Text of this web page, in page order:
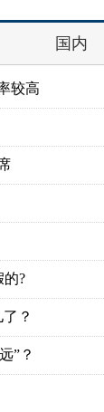
国内
较高
的?
？
”？